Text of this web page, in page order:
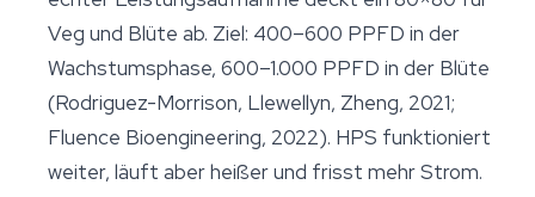
Veg und Blüte ab. Ziel: 400–600 PPFD in der
Wachstumsphase, 600–1.000 PPFD in der Blüte
(Rodriguez-Morrison, Llewellyn, Zheng, 2021;
Fluence Bioengineering, 2022). HPS funktioniert
weiter, läuft aber heißer und frisst mehr Strom.